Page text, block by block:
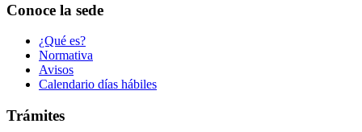
Conoce la sede
¿Qué es?
Normativa
Avisos
Calendario días hábiles
Trámites